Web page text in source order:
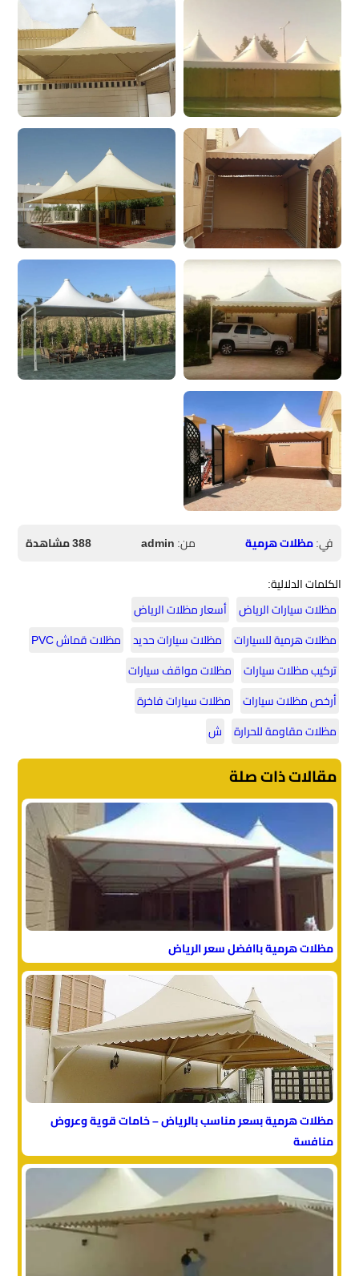
في:مظلات هرمية من:admin
388 مشاهدة
الكلمات الدلالية:
مظلات سيارات الرياض أسعار مظلات الرياض
مظلات هرمية للسيارات
مظلات سيارات حديد
مظلات قماش PVC
تركيب مظلات سيارات
مظلات مواقف سيارات
أرخص مظلات سيارات
مظلات سيارات فاخرة
مظلات مقاومة للحرارة
ش
مقالات ذات صلة
مظلات هرمية باافضل سعر الرياض
مظلات هرمية بسعر مناسب بالرياض – خامات قوية وعروض
منافسة